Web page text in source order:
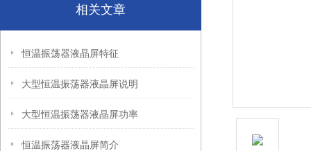
相关文章
恒温振荡器液晶屏特征
大型恒温振荡器液晶屏说明
大型恒温振荡器液晶屏功率
恒温振荡器液晶屏简介